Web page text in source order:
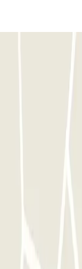
externa de la
del nombre del
Marco Polo,
1. Procede a la
semaforo indica
carril Telepass, si
por
emitirá tu boleto
el ticket, ya que lo
3. En
puedes llamar al
del intercomunicador
mano tu código de
3 horas antes hasta 3
en la reserva, pero la